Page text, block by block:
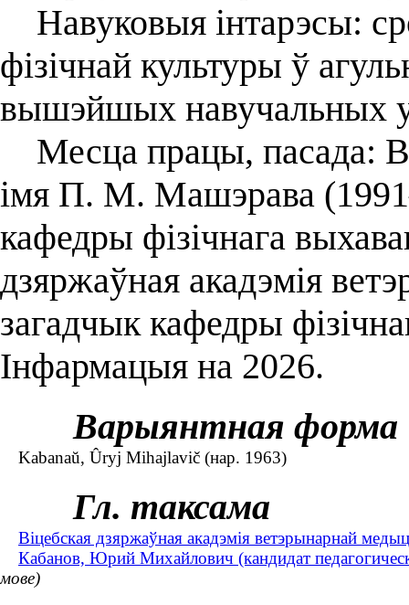
Навуковыя інтарэсы:
фізічнай культуры ў
вышэйшых навучальных
Месца працы, пасада:
імя П. М. Машэрава
кафедры фізічнага
дзяржаўная акадэмія
загадчык кафедры
Інфармацыя на 2026.
Варыянтная форма
Kabanaŭ, Ûryj Mіhajlavіč (нар. 1963)
Гл. таксама
Віцебская дзяржаўная акадэмія ветэрынарнай
Кабанов, Юрий Михайлович (кандидат
мове)